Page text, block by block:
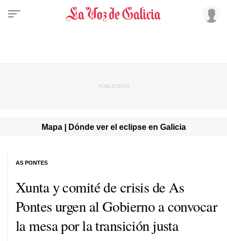
Mapa | Dónde ver el eclipse en Galicia
Xunta y comité de crisis de As
Pontes urgen al Gobierno a convocar
la mesa por la transición justa
AS PONTES